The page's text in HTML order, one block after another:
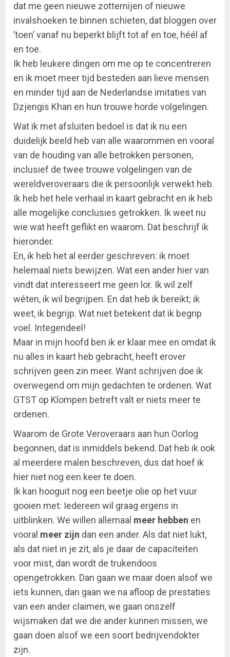
dat me geen nieuwe zotternijen of nieuwe
invalshoeken te binnen schieten, dat bloggen over
’toen’ vanaf nu beperkt blijft tot af en toe, héél af
en toe.
Ik heb leukere dingen om me op te concentreren
en ik moet meer tijd besteden aan lieve mensen
en minder tijd aan de Nederlandse imitaties van
Dzjengis Khan en hun trouwe horde volgelingen.
Wat ik met afsluiten bedoel is dat ik nu een
duidelijk beeld heb van alle waarommen en vooral
van de houding van alle betrokken personen,
inclusief de twee trouwe volgelingen van de
wereldveroveraars die ik persoonlijk verwekt heb.
Ik heb het hele verhaal in kaart gebracht en ik heb
alle mogelijke conclusies getrokken. Ik weet nu
wie wat heeft geflikt en waarom. Dat beschrijf ik
hieronder.
En, ik heb het al eerder geschreven: ik moet
helemaal niets bewijzen. Wat een ander hier van
vindt dat interesseert me geen lor. Ik wil zelf
wéten, ik wil begrijpen. En dat heb ik bereikt; ik
weet, ik begrijp. Wat niet betekent dat ik begrip
voel. Integendeel!
Maar in mijn hoofd ben ik er klaar mee en omdat ik
nu alles in kaart heb gebracht, heeft erover
schrijven geen zin meer. Want schrijven doe ik
overwegend om mijn gedachten te ordenen. Wat
GTST op Klompen betreft valt er niets meer te
ordenen.
Waarom de Grote Veroveraars aan hun Oorlog
begonnen, dat is inmiddels bekend. Dat heb ik ook
al meerdere malen beschreven, dus dat hoef ik
hier niet nog een keer te doen.
Ik kan hooguit nog een beetje olie op het vuur
gooien met: Iedereen wil graag ergens in
uitblinken. We willen allemaal meer hebben en
vooral meer zijn dan een ander. Als dat niet lukt,
als dat niet in je zit, als je daar de capaciteiten
voor mist, dan wordt de trukendoos
opengetrokken. Dan gaan we maar doen alsof we
iets kunnen, dan gaan we na afloop de prestaties
van een ander claimen, we gaan onszelf
wijsmaken dat we die ander kunnen missen, we
gaan doen alsof we een soort bedrijvendokter
zijn.